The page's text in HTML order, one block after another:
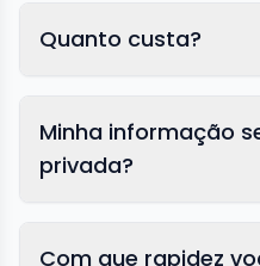
Quanto custa?
Minha informação
privada?
Com que rapidez